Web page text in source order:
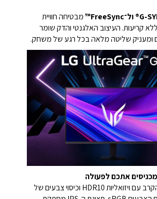
מבטיחה חוויית
קריעות. העיצוב האלגנטי והדק שומר
ומעניק שליטה מלאה בכל רגע של משחק.
אתכם לפעולה
היכנסו לשדה הקרב עם ויזואליות HDR10 וכיסוי צבעים של